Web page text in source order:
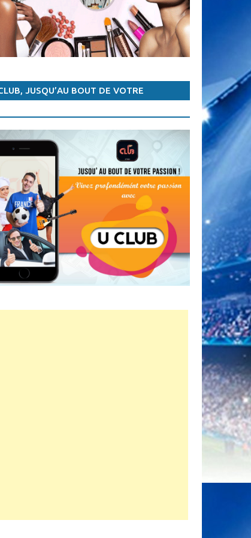
TENNIS- WTA/TOURNOI DE ROME: STEPHENS ÉLIMINÉE, GARCIA JOUE LES QUARTS
TENNIS
- WTA/TOURNOI DE ROME: ELINA SVITOLINA DÉFEND BIEN SON TITRE DE CHAMPION
- WTA/TOURNOI DE ROME: MADISON SIGNE FORFAIT, HALEP QUALIFIÉE POUR LES QUARTS
AUTRES SPORTS- JEUX AFRICAINS DE LA JEUNESSE : LE CAMEROUN U 17 FÉMININ QUALIFIÉ
JUSQU’AU BOUT DE VOTRE